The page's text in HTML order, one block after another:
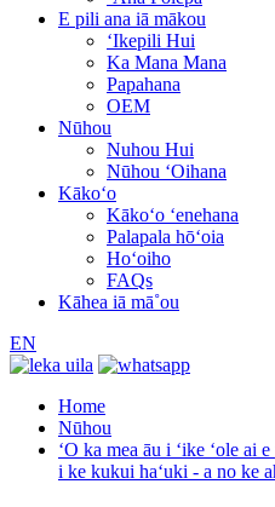
E pili ana iā mākou
ʻIkepili Hui
Ka Mana Mana
Papahana
OEM
Nūhou
Nuhou Hui
Nūhou ʻOihana
Kākoʻo
Kākoʻo ʻenehana
Palapala hōʻoia
Hoʻoiho
FAQs
Kāhea iā mā˚ou
EN
Home
Nūhou
ʻO ka mea āu i ʻike ʻole ai
i ke kukui haʻuki - a no ke